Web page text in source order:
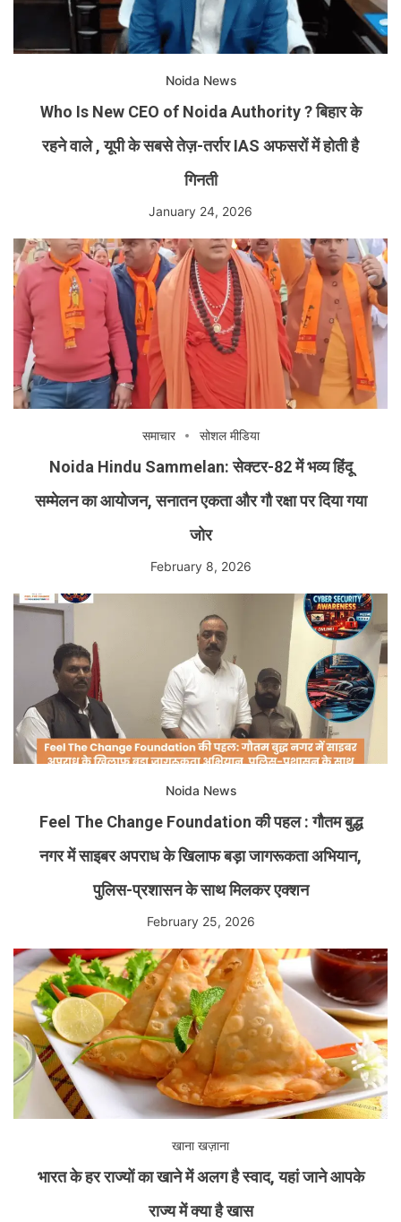
Noida News
Who Is New CEO of Noida Authority ? बिहार के
रहने वाले , यूपी के सबसे तेज़-तर्रार IAS अफसरों में होती है
गिनती
January 24, 2026
समाचार सोशल मीडिया
Noida Hindu Sammelan: सेक्टर-82 में भव्य हिंदू
सम्मेलन का आयोजन, सनातन एकता और गौ रक्षा पर दिया गया
जोर
February 8, 2026
Noida News
Feel The Change Foundation की पहल : गौतम बुद्ध
नगर में साइबर अपराध के खिलाफ बड़ा जागरूकता अभियान,
पुलिस-प्रशासन के साथ मिलकर एक्शन
February 25, 2026
खाना खज़ाना
भारत के हर राज्यों का खाने में अलग है स्वाद, यहां जाने आपके
राज्य में क्या है खास